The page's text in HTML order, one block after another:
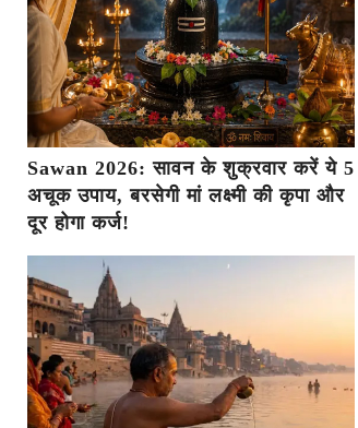
Sawan 2026: सावन के शुक्रवार करें ये 5
अचूक उपाय, बरसेगी मां लक्ष्मी की कृपा और
दूर होगा कर्ज!